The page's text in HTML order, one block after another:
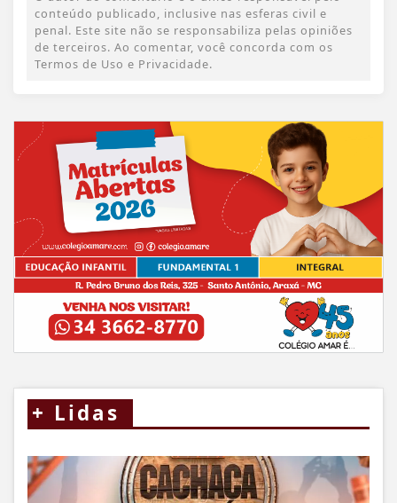
conteúdo publicado, inclusive nas esferas civil e
penal. Este site não se responsabiliza pelas opiniões
de terceiros. Ao comentar, você concorda com os
Termos de Uso e Privacidade.
+ Lidas